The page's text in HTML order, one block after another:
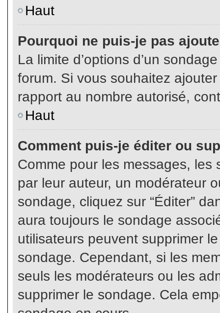
Haut
Pourquoi ne puis-je pas
La limite d’options d’un
forum. Si vous souhaitez
rapport au nombre autorisé,
Haut
Comment puis-je éditer ou
Comme pour les messages,
par leur auteur, un modérateur
sondage, cliquez sur “Éditer”
aura toujours le sondage
utilisateurs peuvent supprimer
sondage. Cependant, si les
seuls les modérateurs ou les
supprimer le sondage. Cela